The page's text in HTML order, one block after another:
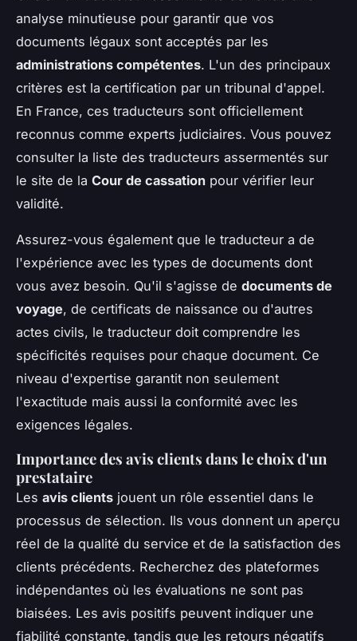
analyse minutieuse pour garantir que vos
documents légaux sont acceptés par les
administrations compétentes. L'un des principaux
critères est la certification par un tribunal d'appel.
En France, ces traducteurs sont officiellement
reconnus comme experts judiciaires. Vous pouvez
consulter la liste des traducteurs assermentés sur
le site de la Cour de cassation pour vérifier leur
validité.
Assurez-vous également que le traducteur a de
l'expérience avec les types de documents dont
vous avez besoin. Qu'il s'agisse de documents de
voyage, de certificats de naissance ou d'autres
actes civils, le traducteur doit comprendre les
spécificités requises pour chaque document. Ce
niveau d'expertise garantit non seulement
l'exactitude mais aussi la conformité avec les
exigences légales.
Importance des avis clients dans le choix d'un
prestataire
Les avis clients jouent un rôle essentiel dans le
processus de sélection. Ils vous donnent un aperçu
réel de la qualité du service et de la satisfaction des
clients précédents. Recherchez des plateformes
indépendantes où les évaluations ne sont pas
biaisées. Les avis positifs peuvent indiquer une
fiabilité constante, tandis que les retours négatifs